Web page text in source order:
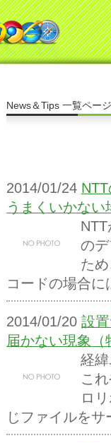
News＆Tips 一覧ページ
2014/01/24
うまくいかない
の
た
コードの場合
2014/01/20 設
届かない現象
経
こ
ロ
じファイルを